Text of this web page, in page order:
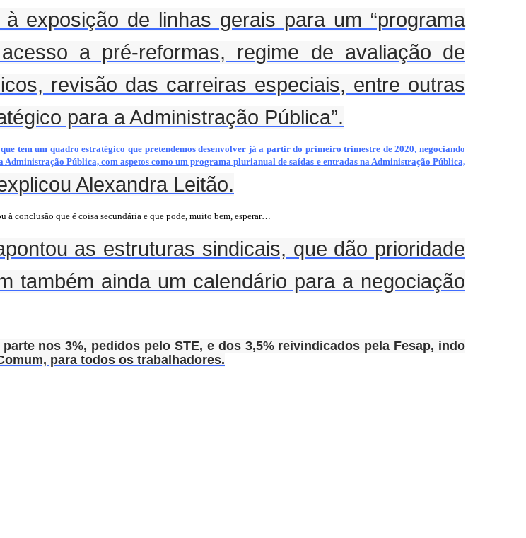
exposição de linhas gerais para um “programa
a pré-reformas, regime de avaliação de
revisão das carreiras especiais, entre outras
para a Administração Pública”.
tem um quadro estratégico que pretendemos desenvolver já a partir do primeiro trimestre de 2020, negociando
Pública, com aspetos como um programa plurianual de saídas e entradas na Administração Pública,
Alexandra Leitão.
à conclusão que é coisa secundária e que pode, muito bem, esperar…
as estruturas sindicais, que dão prioridade
também ainda um calendário para a negociação
nos 3%, pedidos pelo STE, e dos 3,5% reivindicados pela Fesap, indo
para todos os trabalhadores.